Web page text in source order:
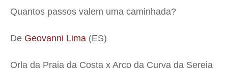
Quantos passos valem uma caminhada?
De Geovanni Lima (ES)
Orla da Praia da Costa x Arco da Curva da Sereia